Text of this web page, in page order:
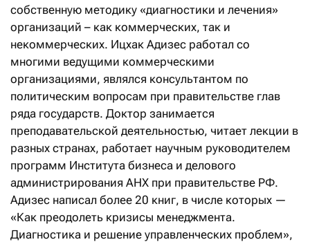
собственную методику «диагностики и лечения»
организаций – как коммерческих, так и
некоммерческих. Ицхак Адизес работал со
многими ведущими коммерческими
организациями, являлся консультантом по
политическим вопросам при правительстве глав
ряда государств. Доктор занимается
преподавательской деятельностью, читает лекции в
разных странах, работает научным руководителем
программ Института бизнеса и делового
администрирования АНХ при правительстве РФ.
Адизес написал более 20 книг, в числе которых —
«Как преодолеть кризисы менеджмента.
Диагностика и решение управленческих проблем»,